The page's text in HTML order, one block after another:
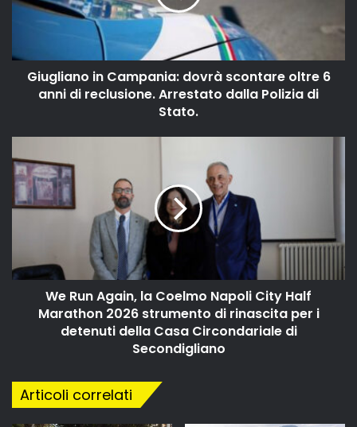
Giugliano in Campania: dovrà scontare oltre 6
anni di reclusione. Arrestato dalla Polizia di
Stato.
We Run Again, la Coelmo Napoli City Half
Marathon 2026 strumento di rinascita per i
detenuti della Casa Circondariale di
Secondigliano
Articoli correlati